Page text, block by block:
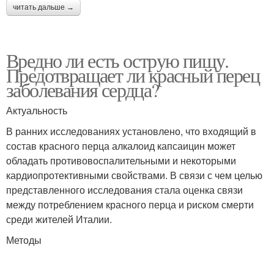
читать дальше →
Вредно ли есть острую пищу.
Предотвращает ли красный перец
заболевания сердца?
Актуальность
В ранних исследованиях установлено, что входящий в
состав красного перца алкалоид капсаицин может
обладать противовоспалительными и некоторыми
кардиопротективными свойствами. В связи с чем целью
представленного исследования стала оценка связи
между потреблением красного перца и риском смерти
среди жителей Италии.
Методы